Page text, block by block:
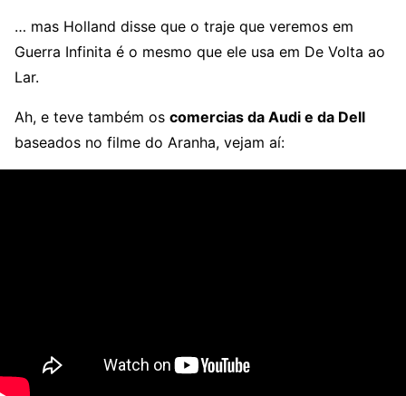
… mas Holland disse que o traje que veremos em
Guerra Infinita é o mesmo que ele usa em De Volta ao
Lar.
Ah, e teve também os comercias da Audi e da Dell
baseados no filme do Aranha, vejam aí: